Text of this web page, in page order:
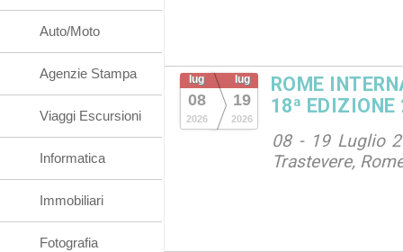
lug
08
2026
lug
19
2026
ROME
18ª
08 - 19 Luglio
Trastevere,
Auto/Moto
Agenzie Stampa
Viaggi Escursioni
Informatica
Immobiliari
Fotografia